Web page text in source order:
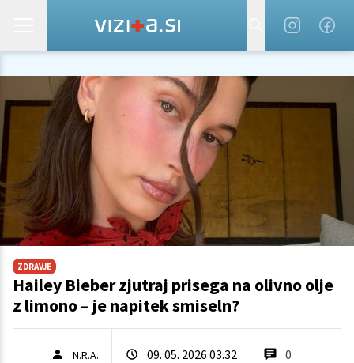
ZDRAVJE
Hailey Bieber zjutraj prisega na olivno olje
z limono – je napitek smiseln?
N.R.A. 09. 05. 2026 03.32 0